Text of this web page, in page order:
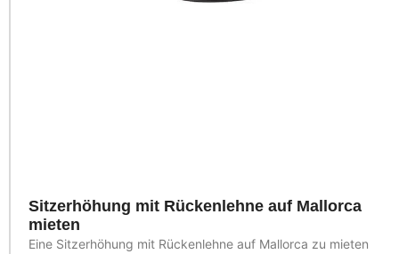
Sitzerhöhung mit Rückenlehne auf Mallorca
mieten
Eine Sitzerhöhung mit Rückenlehne auf Mallorca zu mieten